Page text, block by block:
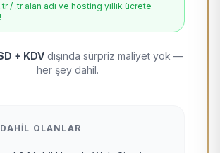
/ .tr alan adı ve hosting yıllık ücrete
+ KDV dışında sürpriz maliyet yok —
her şey dahil.
OLANLAR